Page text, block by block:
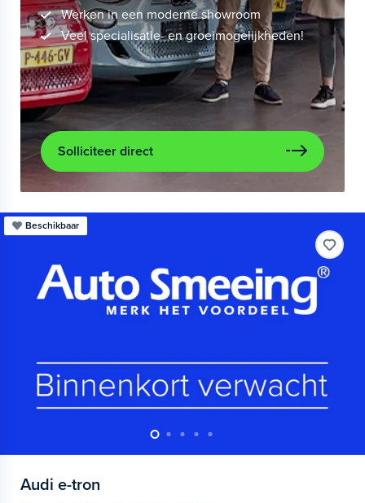
Werken in een moderne showroom
Veel specialisatie- en groeimogelijkheden!
Solliciteer direct
Beschikbaar
Audi e-tron